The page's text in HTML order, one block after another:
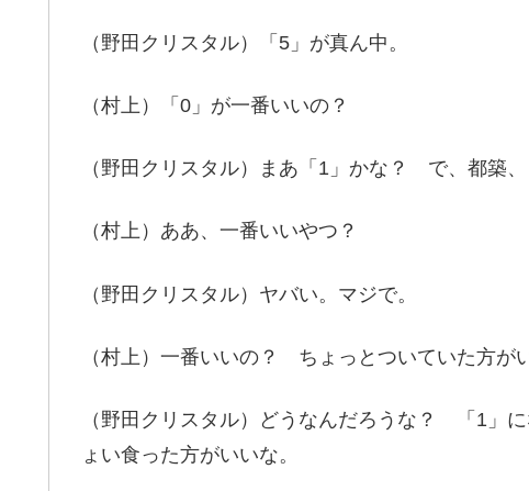
（野田クリスタル）「5」が真ん中。
（村上）「0」が一番いいの？
（野田クリスタル）まあ「1」かな？ で、都築、
（村上）ああ、一番いいやつ？
（野田クリスタル）ヤバい。マジで。
（村上）一番いいの？ ちょっとついていた方
（野田クリスタル）どうなんだろうな？ 「1」
ょい食った方がいいな。